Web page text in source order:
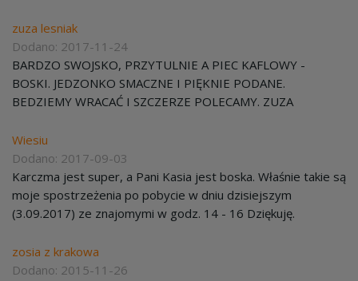
zuza lesniak
Dodano: 2017-11-24
BARDZO SWOJSKO, PRZYTULNIE A PIEC KAFLOWY -
BOSKI. JEDZONKO SMACZNE I PIĘKNIE PODANE.
BEDZIEMY WRACAĆ I SZCZERZE POLECAMY. ZUZA
Wiesiu
Dodano: 2017-09-03
Karczma jest super, a Pani Kasia jest boska. Właśnie takie są
moje spostrzeżenia po pobycie w dniu dzisiejszym
(3.09.2017) ze znajomymi w godz. 14 - 16 Dziękuję.
zosia z krakowa
Dodano: 2015-11-26